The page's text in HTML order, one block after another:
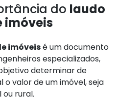
do laudo
imóveis
imóveisé um documento
especializados,
determinar de
valor de um imóvel, seja
rural.